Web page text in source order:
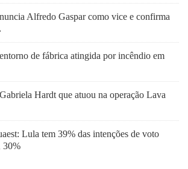
Alfredo Gaspar como vice e confirma
de fábrica atingida por incêndio em
Hardt que atuou na operação Lava
Lula tem 39% das intenções de voto
30%